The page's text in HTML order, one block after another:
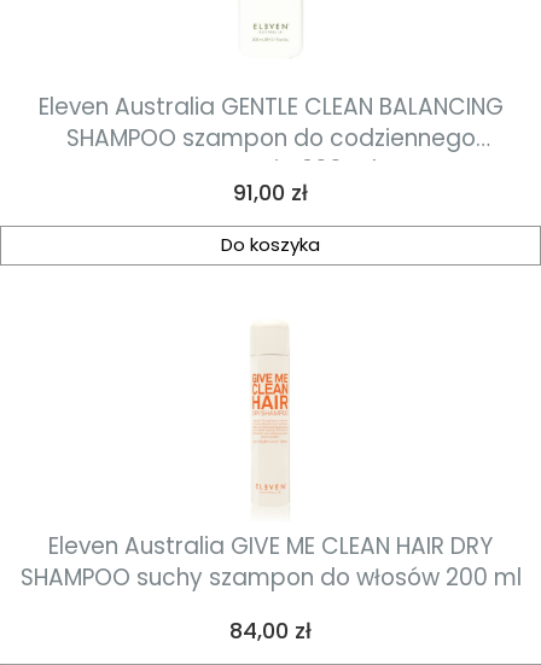
Eleven Australia GENTLE CLEAN BALANCING
SHAMPOO szampon do codziennego
stosowania 300 ml
Cena
91,00 zł
Do koszyka
Eleven Australia GIVE ME CLEAN HAIR DRY
SHAMPOO suchy szampon do włosów 200 ml
Cena
84,00 zł